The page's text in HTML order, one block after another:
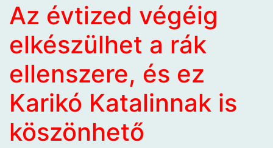
Az évtized végéig
elkészülhet a rák
ellenszere, és ez
Karikó Katalinnak is
köszönhető